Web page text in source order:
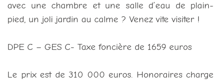
avec une chambre et une salle d’eau de plain-
pied, un joli jardin au calme ? Venez vite visiter !
DPE C – GES C- Taxe foncière de 1659 euros
Le prix est de 310 000 euros. Honoraires charge